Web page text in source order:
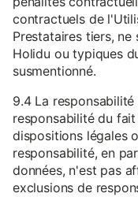
contractuels de
Prestataires tiers,
Holidu ou typiques
susmentionné.
9.4 La
responsabilité du
dispositions légales
responsabilité, en
données, n'est pas
exclusions de